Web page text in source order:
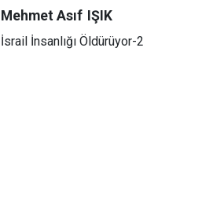
Mehmet Asıf IŞIK
İsrail İnsanlığı Öldürüyor-2